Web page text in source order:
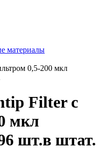
материалы
0,5-200 мкл
Filter с
мкл
шт.в штат.